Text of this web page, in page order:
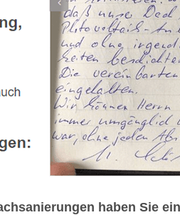
haben Sie